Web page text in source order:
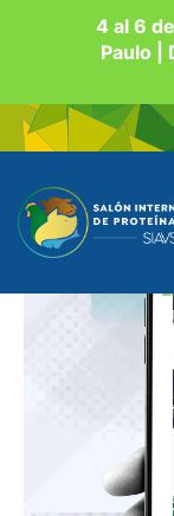
4 al 6
Paulo |